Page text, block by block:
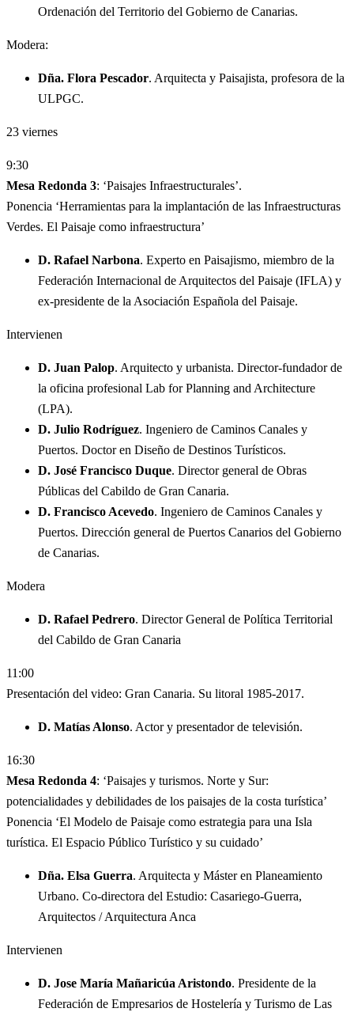
Ordenación del Territorio del Gobierno de Canarias.
Modera:
Dña. Flora Pescador. Arquitecta y Paisajista, profesora de la
ULPGC.
23 viernes
9:30
Mesa Redonda 3: ‘Paisajes Infraestructurales’.
Ponencia ‘Herramientas para la implantación de las Infraestructuras
Verdes. El Paisaje como infraestructura’
D. Rafael Narbona. Experto en Paisajismo, miembro de la
Federación Internacional de Arquitectos del Paisaje (IFLA) y
ex-presidente de la Asociación Española del Paisaje.
Intervienen
D. Juan Palop. Arquitecto y urbanista. Director-fundador de
la oficina profesional Lab for Planning and Architecture
(LPA).
D. Julio Rodríguez. Ingeniero de Caminos Canales y
Puertos. Doctor en Diseño de Destinos Turísticos.
D. José Francisco Duque. Director general de Obras
Públicas del Cabildo de Gran Canaria.
D. Francisco Acevedo. Ingeniero de Caminos Canales y
Puertos. Dirección general de Puertos Canarios del Gobierno
de Canarias.
Modera
D. Rafael Pedrero. Director General de Política Territorial
del Cabildo de Gran Canaria
11:00
Presentación del video: Gran Canaria. Su litoral 1985-2017.
D. Matías Alonso. Actor y presentador de televisión.
16:30
Mesa Redonda 4: ‘Paisajes y turismos. Norte y Sur:
potencialidades y debilidades de los paisajes de la costa turística’
Ponencia ‘El Modelo de Paisaje como estrategia para una Isla
turística. El Espacio Público Turístico y su cuidado’
Dña. Elsa Guerra. Arquitecta y Máster en Planeamiento
Urbano. Co-directora del Estudio: Casariego-Guerra,
Arquitectos / Arquitectura Anca
Intervienen
D. Jose María Mañaricúa Aristondo. Presidente de la
Federación de Empresarios de Hostelería y Turismo de Las